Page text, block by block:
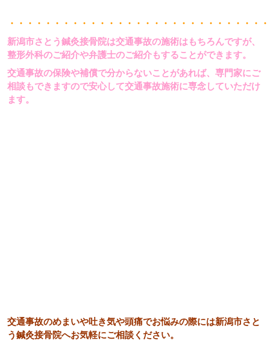
・・・・・・・・・・・・・・・・・・・・・・・・・・・
新潟市さとう鍼灸接骨院は交通事故の施術はもちろんですが、
整形外科のご紹介や弁護士のご紹介もすることができます。
交通事故の保険や補償で分からないことがあれば、専門家にご
相談もできますので安心して交通事故施術に専念していただけ
ます。
交通事故のめまいや吐き気や頭痛でお悩みの際には新潟市さと
う鍼灸接骨院へお気軽にご相談ください。